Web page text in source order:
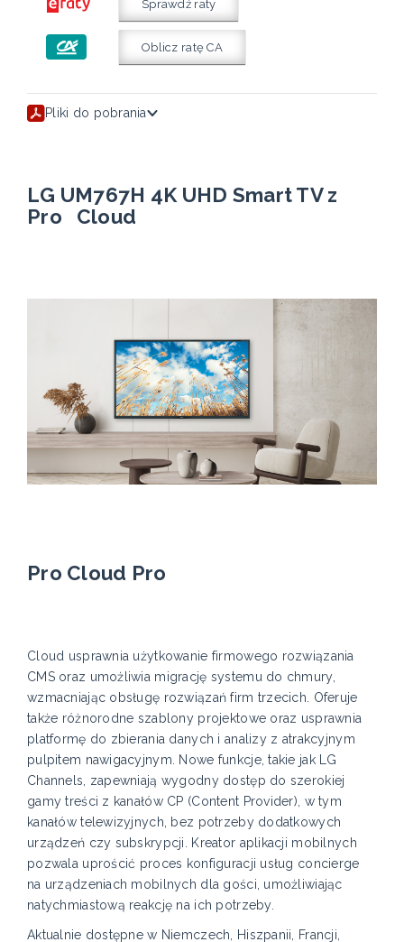
Sprawdź raty
Oblicz ratę CA
Pliki do pobrania
LG UM767H 4K UHD Smart TV z
Pro Cloud
Pro Cloud Pro
Cloud usprawnia użytkowanie firmowego rozwiązania
CMS oraz umożliwia migrację systemu do chmury,
wzmacniając obsługę rozwiązań firm trzecich. Oferuje
także różnorodne szablony projektowe oraz usprawnia
platformę do zbierania danych i analizy z atrakcyjnym
pulpitem nawigacyjnym. Nowe funkcje, takie jak LG
Channels, zapewniają wygodny dostęp do szerokiej
gamy treści z kanałów CP (Content Provider), w tym
kanałów telewizyjnych, bez potrzeby dodatkowych
urządzeń czy subskrypcji. Kreator aplikacji mobilnych
pozwala uprościć proces konfiguracji usług concierge
na urządzeniach mobilnych dla gości, umożliwiając
natychmiastową reakcję na ich potrzeby.
Aktualnie dostępne w Niemczech, Hiszpanii, Francji,